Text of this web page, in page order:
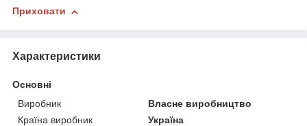
Приховати
Характеристики
Основні
Виробник
Власне виробництво
Країна виробник
Україна